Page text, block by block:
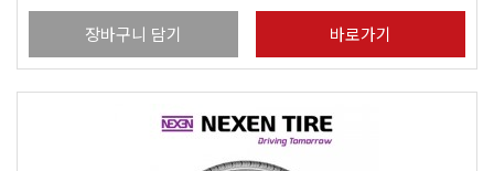
장바구니 담기 바로가기